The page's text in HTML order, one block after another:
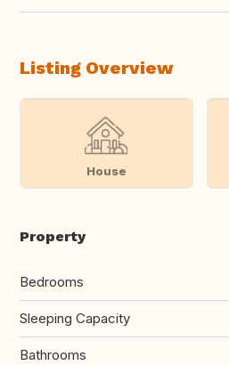
Listing Overview
House
Property
Bedrooms
Sleeping Capacity
Bathrooms